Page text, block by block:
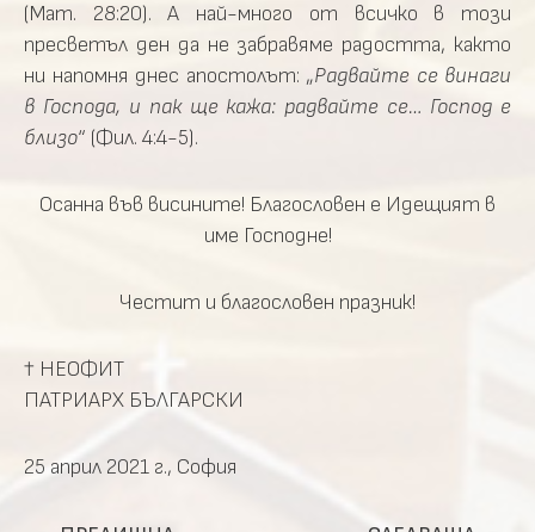
(Мат. 28:20). А най-много от всичко в този
пресветъл ден да не забравяме радостта, както
ни напомня днес апостолът: „Радвайте се винаги
в Господа, и пак ще кажа: радвайте се… Господ е
близо“ (Фил. 4:4-5).
Осанна във висините! Благословен е Идещият в
име Господне!
Честит и благословен празник!
† НЕОФИТ
ПАТРИАРХ БЪЛГАРСКИ
25 април 2021 г., София